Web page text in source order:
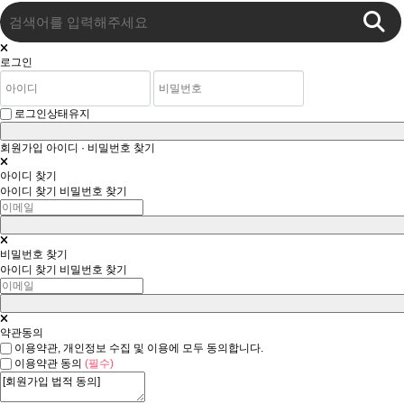
로그인
로그인상태유지
회원가입 아이디 · 비밀번호 찾기
아이디 찾기
아이디 찾기 비밀번호 찾기
비밀번호 찾기
아이디 찾기 비밀번호 찾기
약관동의
이용약관, 개인정보 수집 및 이용에 모두 동의합니다.
이용약관 동의 (필수)